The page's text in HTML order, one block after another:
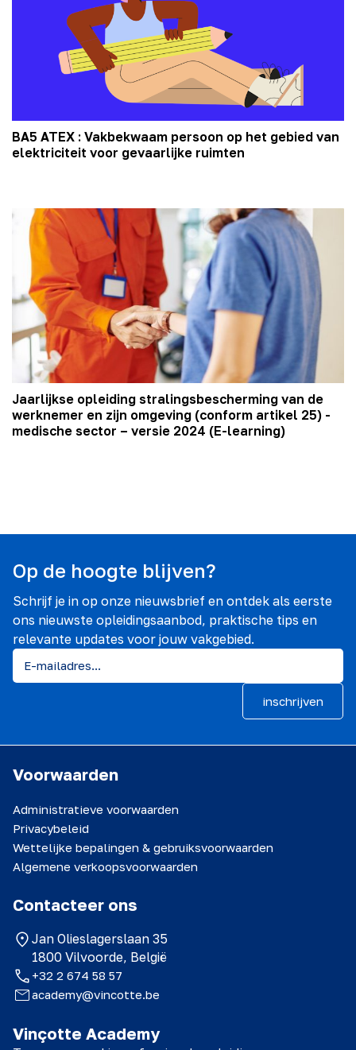
BA5 ATEX : Vakbekwaam persoon op het gebied van
elektriciteit voor gevaarlijke ruimten
Jaarlijkse opleiding stralingsbescherming van de
werknemer en zijn omgeving (conform artikel 25) -
medische sector – versie 2024 (E-learning)
Op de hoogte blijven?
Schrijf je in op onze nieuwsbrief en ontdek als eerste
ons nieuwste opleidingsaanbod, praktische tips en
relevante updates voor jouw vakgebied.
inschrijven
Vinçotte Academy
Voorwaarden
Administratieve voorwaarden
Privacybeleid
Wettelijke bepalingen & gebruiksvoorwaarden
Algemene verkoopsvoorwaarden
Contacteer ons
Jan Olieslagerslaan 35
1800 Vilvoorde, België
+32 2 674 58 57
academy@vincotte.be